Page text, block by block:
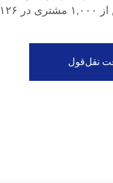
است.
نقل‌قول